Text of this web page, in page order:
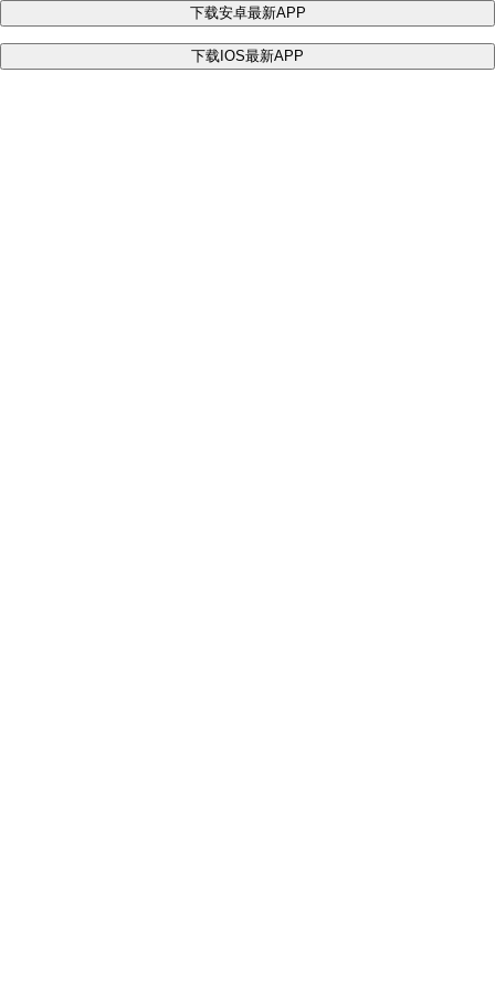
下载安卓最新APP
下载IOS最新APP